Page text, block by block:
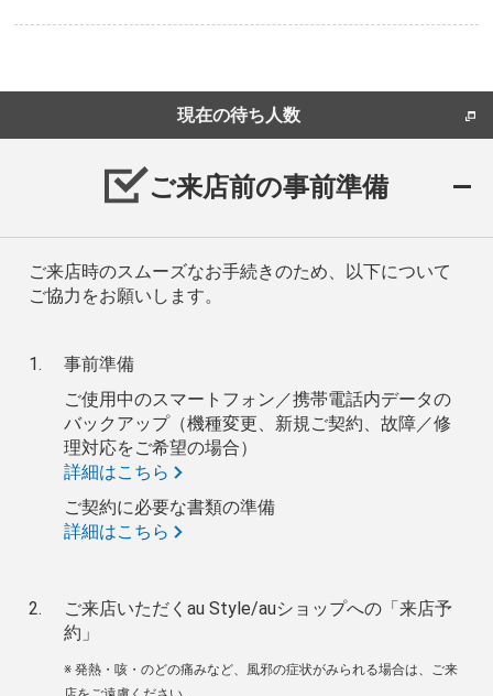
現在の待ち人数
ご来店前の事前準備
ご来店時のスムーズなお手続きのため、以下について
ご協力をお願いします。
事前準備
ご使用中のスマートフォン／携帯電話内データの
バックアップ（機種変更、新規ご契約、故障／修
理対応をご希望の場合）
詳細はこちら
ご契約に必要な書類の準備
詳細はこちら
ご来店いただくau Style/auショップへの「来店予
約」
※ 発熱・咳・のどの痛みなど、風邪の症状がみられる場合は、ご来